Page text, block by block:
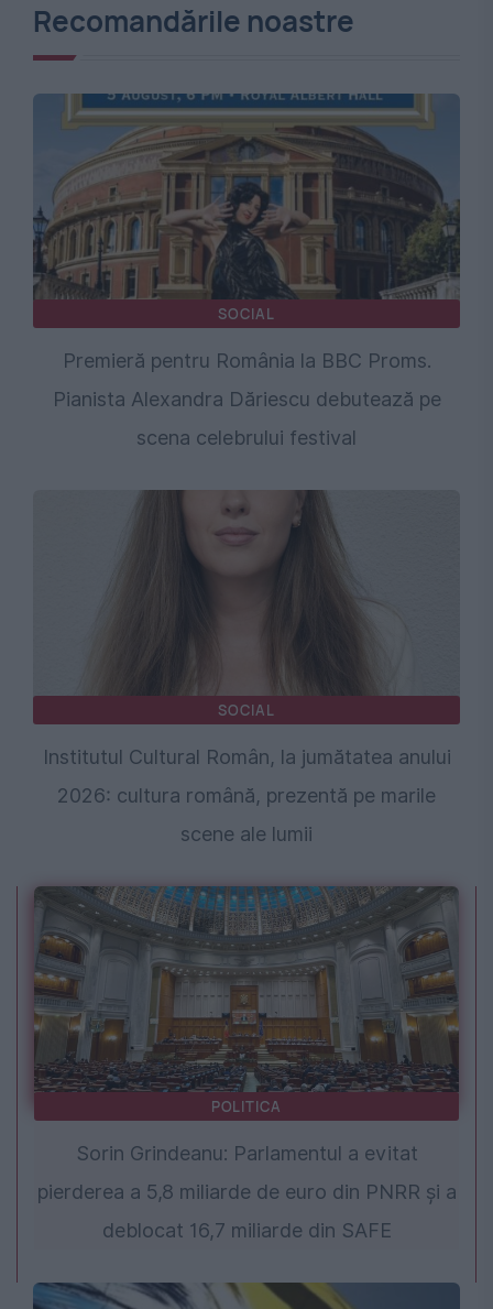
Recomandările noastre
SOCIAL
Premieră pentru România la BBC Proms.
Pianista Alexandra Dăriescu debutează pe
scena celebrului festival
SOCIAL
Institutul Cultural Român, la jumătatea anului
2026: cultura română, prezentă pe marile
scene ale lumii
POLITICA
Sorin Grindeanu: Parlamentul a evitat
pierderea a 5,8 miliarde de euro din PNRR și a
deblocat 16,7 miliarde din SAFE